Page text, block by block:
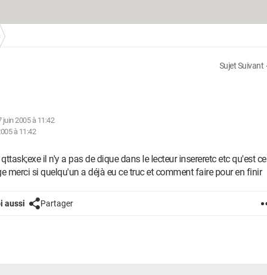
Sujet Suivant
juin 2005 à 11:42
à 11:42
il n'y a pas de dique dans le lecteur insereretc etc qu'est ce
merci si quelqu'un a déjà eu ce truc et comment faire pour en finir
aussi Partager